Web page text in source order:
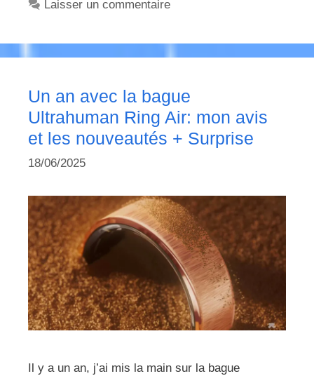
Laisser un commentaire
Un an avec la bague
Ultrahuman Ring Air: mon avis
et les nouveautés + Surprise
18/06/2025
Il y a un an, j’ai mis la main sur la bague